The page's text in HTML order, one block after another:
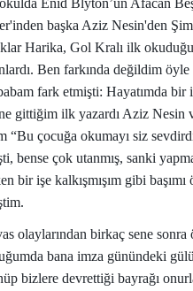
Enid Blyton’un Afacan
başka Aziz Nesin'den
Harika, Gol Kralı ilk
Ben farkında değildim
fark etmişti: Hayatımda bir
gittiğim ilk yazardı Aziz Nesin
“Bu çocuğa okumayı siz
bense çok utanmış, sanki
bir işe kalkışmışım gibi başımı
olaylarından birkaç sene sonra
bana imza günündeki
bizlere devrettiği bayrağı